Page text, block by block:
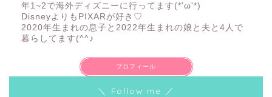
年1~2で海外ディズニーに行ってます(*'ω'*)
DisneyよりもPIXARが好き♡
2020年生まれの息子と2022年生まれの娘と夫と4人で
暮らしてます(^^♪
プロフィール
＼ Follow me ／